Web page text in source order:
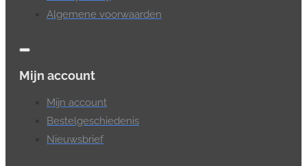
Algemene voorwaarden
Mijn account
Mijn account
Bestelgeschiedenis
Nieuwsbrief